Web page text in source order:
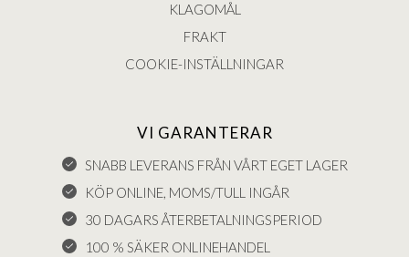
KLAGOMÅL
FRAKT
COOKIE-INSTÄLLNINGAR
VI GARANTERAR
SNABB LEVERANS FRÅN VÅRT EGET LAGER
KÖP ONLINE, MOMS/TULL INGÅR
30 DAGARS ÅTERBETALNINGSPERIOD
100 % SÄKER ONLINEHANDEL